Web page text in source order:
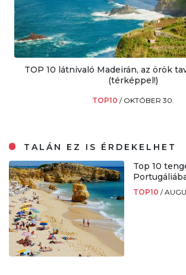
TOP 10 látnivaló Madeirán, az örök
(térképpel!)
TOP10 / OKTÓBER 30.
TALÁN EZ IS ÉRDEKELHET
Top 10
TOP10 /